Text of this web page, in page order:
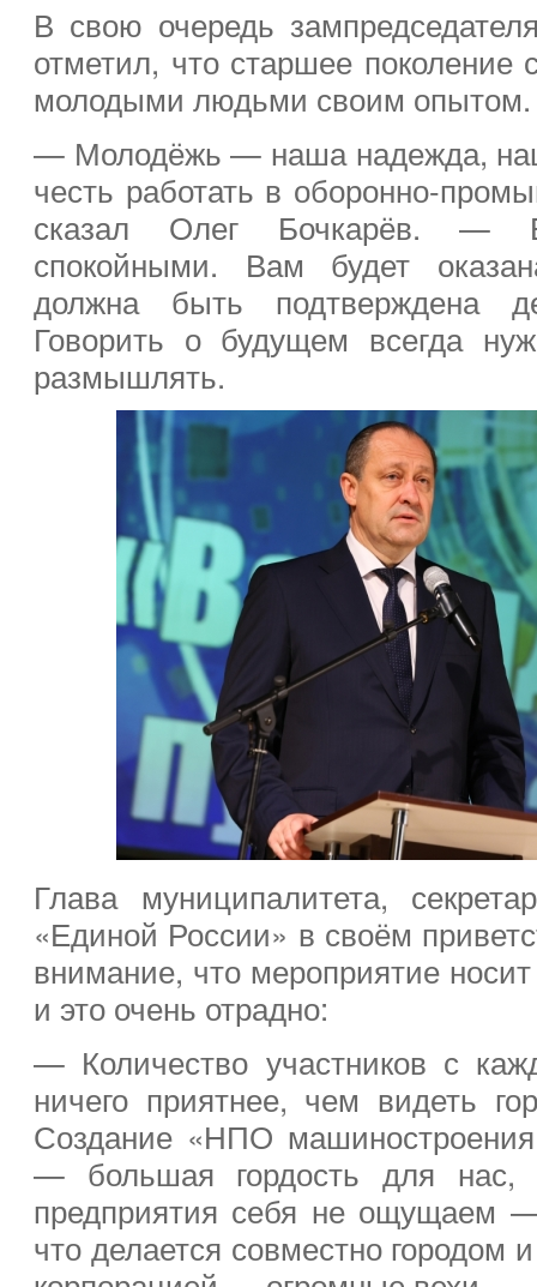
В свою очередь
отметил, что старшее поколение
молодыми людьми своим опытом.
— Молодёжь — наша надежда,
честь работать в оборонно-
сказал Олег Бочкарёв. —
спокойными. Вам будет
должна быть подтверждена
Говорить о будущем всегда
размышлять.
Глава муниципалитета,
«Единой России» в своём
внимание, что мероприятие
и это очень отрадно:
— Количество участников с
ничего приятнее, чем видеть
Создание «НПО
— большая гордость для нас,
предприятия себя не ощущаем
что делается совместно